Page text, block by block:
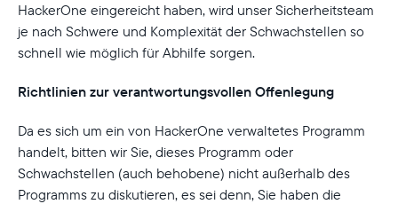
HackerOne eingereicht haben, wird unser Sicherheitsteam
je nach Schwere und Komplexität der Schwachstellen so
schnell wie möglich für Abhilfe sorgen.
Richtlinien zur verantwortungsvollen Offenlegung
Da es sich um ein von HackerOne verwaltetes Programm
handelt, bitten wir Sie, dieses Programm oder
Schwachstellen (auch behobene) nicht außerhalb des
Programms zu diskutieren, es sei denn, Sie haben die